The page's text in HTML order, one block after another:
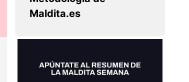
Maldita.es